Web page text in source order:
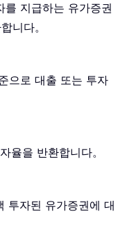
를 지급하는 유가증권
니다。
으로 대출 또는 투자
율을 반환합니다。
투자된 유가증권에 대